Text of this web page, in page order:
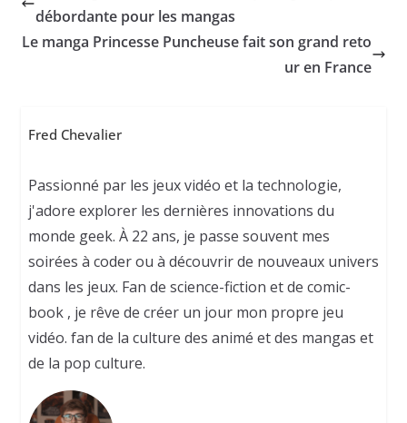
débordante pour les mangas
Le manga Princesse Puncheuse fait son grand reto
ur en France
Fred Chevalier
Passionné par les jeux vidéo et la technologie,
j'adore explorer les dernières innovations du
monde geek. À 22 ans, je passe souvent mes
soirées à coder ou à découvrir de nouveaux univers
dans les jeux. Fan de science-fiction et de comic-
book , je rêve de créer un jour mon propre jeu
vidéo. fan de la culture des animé et des mangas et
de la pop culture.